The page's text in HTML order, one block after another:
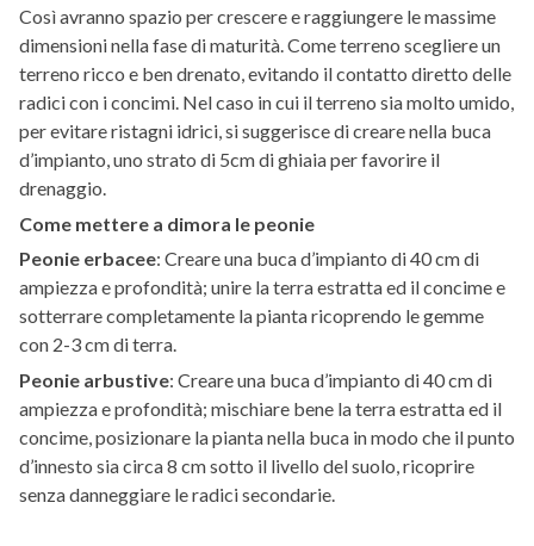
Così avranno spazio per crescere e raggiungere le massime
dimensioni nella fase di maturità. Come terreno scegliere un
terreno ricco e ben drenato, evitando il contatto diretto delle
radici con i concimi. Nel caso in cui il terreno sia molto umido,
per evitare ristagni idrici, si suggerisce di creare nella buca
d’impianto, uno strato di 5cm di ghiaia per favorire il
drenaggio.
Come mettere a dimora le peonie
Peonie erbacee: Creare una buca d’impianto di 40 cm di
ampiezza e profondità; unire la terra estratta ed il concime e
sotterrare completamente la pianta ricoprendo le gemme
con 2-3 cm di terra.
Peonie arbustive: Creare una buca d’impianto di 40 cm di
ampiezza e profondità; mischiare bene la terra estratta ed il
concime, posizionare la pianta nella buca in modo che il punto
d’innesto sia circa 8 cm sotto il livello del suolo, ricoprire
senza danneggiare le radici secondarie.